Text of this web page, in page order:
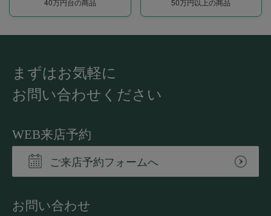
まずはお気軽に
お問い合わせください
WEB来店予約
ご来店予約フォームへ
お問い合わせ